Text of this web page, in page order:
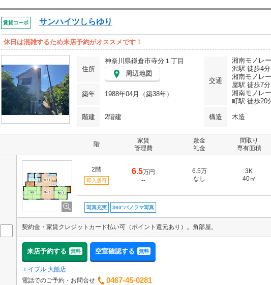
賃貸コーポ サンハイツしらゆり
休日は混雑するため来店予約がオススメです！
住所
神奈川県鎌倉市寺分１丁目
周辺地図
交通
湘南モノレ
沢駅 徒歩4分
湘南モノレ
屋駅 徒歩7分
湘南モノレ
町駅 徒歩20
築年 1988年04月（築38年）
階建 2階建 構造 木造
階
家賃
管理費
敷金
礼金
間取り
専有面積
2階
即入居可
6.5万円
--
6.5万
なし
3K
40㎡
写真充実 360°パノラマ写真
契約金・家賃クレジットカード払い可（ポイント還元あり）。角部屋。
来店予約する 無料 空室確認する 無料
エイブル 大船店
電話でのご予約・お問合せ
0467-45-0281